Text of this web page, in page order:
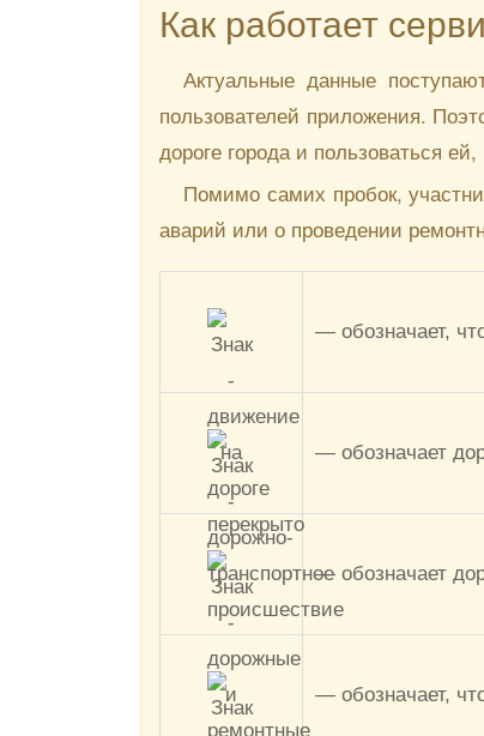
Как работает
Актуальные данные
пользователей приложения.
дороге города и пользоваться
Помимо самих пробок,
аварий или о проведении
— обозначает,
— обозначает
— обозначает
— обозначает,